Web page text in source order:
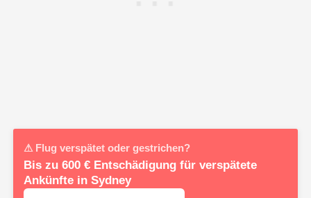
⚠ Flug verspätet oder gestrichen?
Bis zu 600 € Entschädigung für verspätete
Ankünfte in Sydney